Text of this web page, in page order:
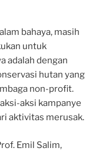
bahaya, masih
untuk
adalah dengan
hutan yang
non-profit.
aksi kampanye
aktivitas merusak.
Emil Salim,